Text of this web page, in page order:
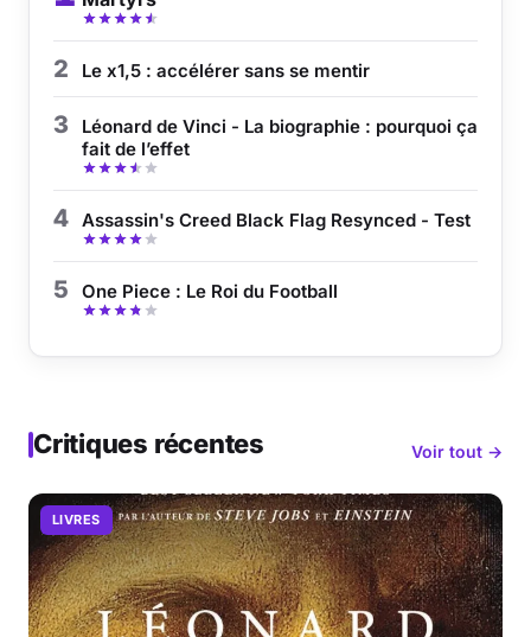
2 Le x1,5 : accélérer sans se mentir
3
Léonard de Vinci - La biographie : pourquoi ça
fait de l’effet
4 Assassin's Creed Black Flag Resynced - Test
5 One Piece : Le Roi du Football
Critiques récentes Voir tout →
LIVRES